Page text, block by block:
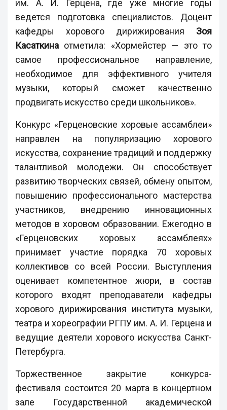
им. А. И. Герцена, где уже многие годы
ведется подготовка специалистов. Доцент
кафедры хорового дирижирования Зоя
Касаткина отметила: «Хормейстер — это то
самое профессиональное направление,
необходимое для эффективного учителя
музыки, который сможет качественно
продвигать искусство среди школьников».
Конкурс «Герценовские хоровые ассамблеи»
направлен на популяризацию хорового
искусства, сохранение традиций и поддержку
талантливой молодежи. Он способствует
развитию творческих связей, обмену опытом,
повышению профессионального мастерства
участников, внедрению инновационных
методов в хоровом образовании. Ежегодно в
«Герценовских хоровых ассамблеях»
принимает участие порядка 70 хоровых
коллективов со всей России. Выступления
оценивает компетентное жюри, в состав
которого входят преподаватели кафедры
хорового дирижирования института музыки,
театра и хореографии РГПУ им. А. И. Герцена и
ведущие деятели хорового искусства Санкт-
Петербурга.
Торжественное закрытие конкурса-
фестиваля состоится 20 марта в концертном
зале Государственной академической